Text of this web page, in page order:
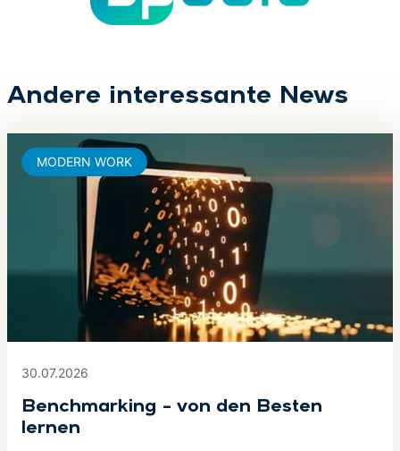
Andere interessante News
30.07.2026
Benchmarking – von den Besten
lernen
MODERN WORK